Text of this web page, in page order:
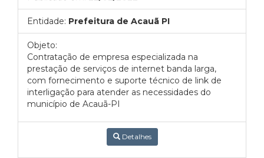
Entidade: Prefeitura de Acauã PI
Objeto:
Contratação de empresa especializada na
prestação de serviços de internet banda larga,
com fornecimento e suporte técnico de link de
interligação para atender as necessidades do
município de Acauã-PI
Detalhes